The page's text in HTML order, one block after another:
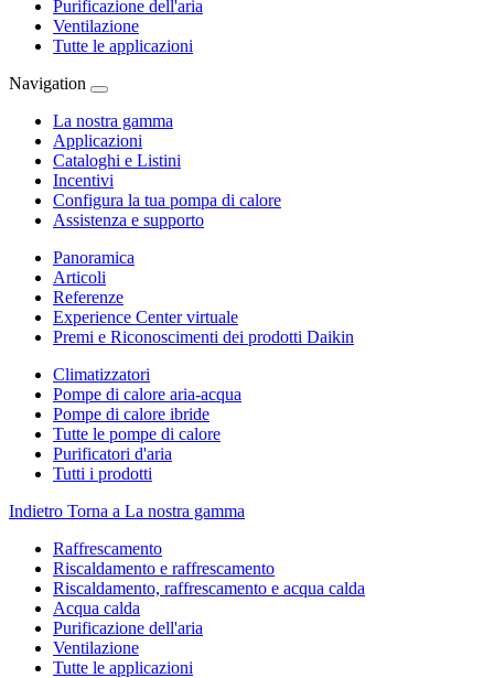
Purificazione dell'aria
Ventilazione
Tutte le applicazioni
Navigation
La nostra gamma
Applicazioni
Cataloghi e Listini
Incentivi
Configura la tua pompa di calore
Assistenza e supporto
Panoramica
Articoli
Referenze
Experience Center virtuale
Premi e Riconoscimenti dei prodotti Daikin
Climatizzatori
Pompe di calore aria-acqua
Pompe di calore ibride
Tutte le pompe di calore
Purificatori d'aria
Tutti i prodotti
Indietro Torna a La nostra gamma
Raffrescamento
Riscaldamento e raffrescamento
Riscaldamento, raffrescamento e acqua calda
Acqua calda
Purificazione dell'aria
Ventilazione
Tutte le applicazioni